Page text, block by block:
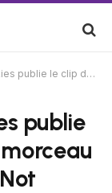
morceau euphorique Forget Me Not
publie